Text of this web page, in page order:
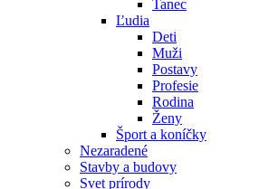
Tanec
Ľudia
Deti
Muži
Postavy
Profesie
Rodina
Ženy
Šport a koníčky
Nezaradené
Stavby a budovy
Svet prírody